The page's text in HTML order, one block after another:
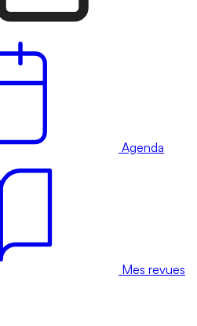
Agenda
Mes revues